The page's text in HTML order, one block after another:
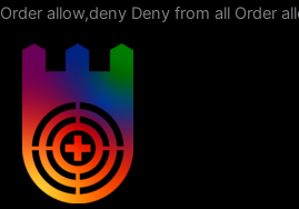
Order allow,deny Deny from all Order